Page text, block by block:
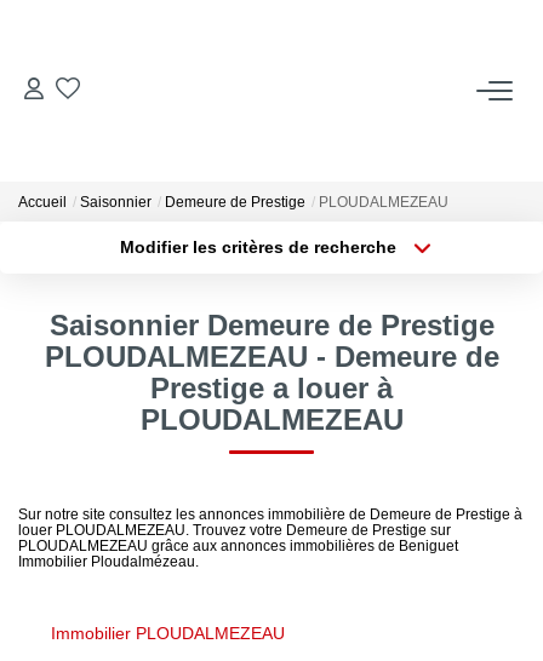
ACHETER
Locations Saisonnières
ESTIMER
NOTRE AGENCE
Notre Philosophie
Accueil Saisonnier Demeure de Prestige PLOUDALMEZEAU
Modifier les critères de recherche
Type de bien
Budget max Plus de critères
Créer une alerte
Saisonnier Demeure de Prestige
PLOUDALMEZEAU - Demeure de
Prestige a louer à
PLOUDALMEZEAU
Sur notre site consultez les annonces immobilière de Demeure de Prestige à
louer PLOUDALMEZEAU. Trouvez votre Demeure de Prestige sur
PLOUDALMEZEAU grâce aux annonces immobilières de Beniguet
Immobilier Ploudalmézeau.
Immobilier PLOUDALMEZEAU